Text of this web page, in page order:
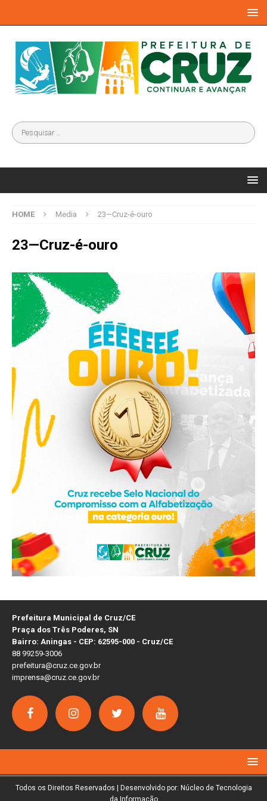
HOME Media 23—Cruz-é-ouro
23—Cruz-é-ouro
Prefeitura Municipal de Cruz/CE
Praça dos Três Poderes, SN
Bairro: Aningas - CEP: 62595-000 - Cruz/CE
88 99259-3006
prefeitura@cruz.ce.gov.br
imprensa@cruz.ce.gov.br
Todos os Direitos Reservados | Desenvolvido por: Núcleo de Tecnologia
da Informação